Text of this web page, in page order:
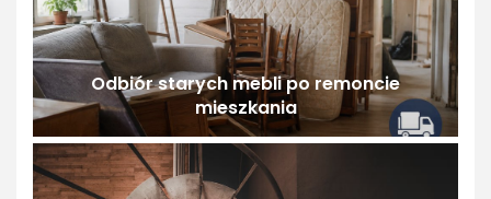
Odbiór starych mebli po remoncie
mieszkania